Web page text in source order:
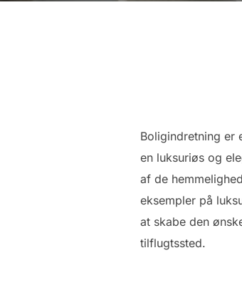
Boligindretning er
en luksuriøs og
af de
eksempler på
at skabe den
tilflugtssted.